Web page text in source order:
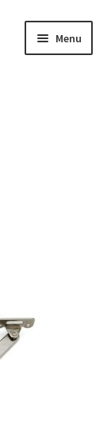
Menu